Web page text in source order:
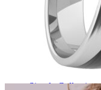
Simple Collection